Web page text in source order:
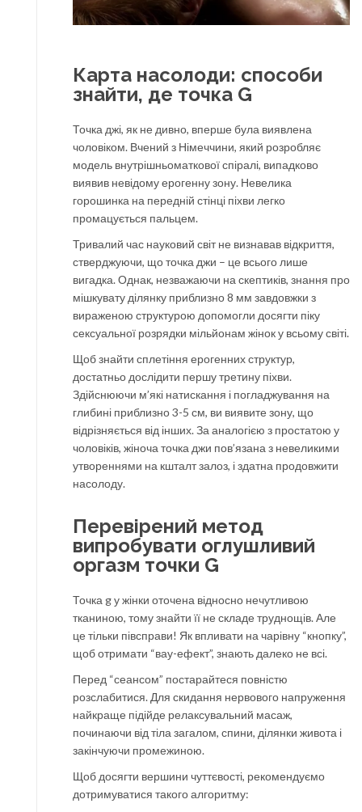
Карта насолоди: способи
знайти, де точка G
Точка джі, як не дивно, вперше була виявлена
чоловіком. Вчений з Німеччини, який розробляє
модель внутрішньоматкової спіралі, випадково
виявив невідому ерогенну зону. Невелика
горошинка на передній стінці піхви легко
промацується пальцем.
Тривалий час науковий світ не визнавав відкриття,
стверджуючи, що точка джи – це всього лише
вигадка. Однак, незважаючи на скептиків, знання про
мішкувату ділянку приблизно 8 мм завдовжки з
вираженою структурою допомогли досягти піку
сексуальної розрядки мільйонам жінок у всьому світі.
Щоб знайти сплетіння ерогенних структур,
достатньо дослідити першу третину піхви.
Здійснюючи м’які натискання і погладжування на
глибині приблизно 3-5 см, ви виявите зону, що
відрізняється від інших. За аналогією з простатою у
чоловіків, жіноча точка джи пов’язана з невеликими
утвореннями на кшталт залоз, і здатна продовжити
насолоду.
Перевірений метод
випробувати оглушливий
оргазм точки G
Точка g у жінки оточена відносно нечутливою
тканиною, тому знайти її не складе труднощів. Але
це тільки півсправи! Як впливати на чарівну “кнопку”,
щоб отримати “вау-ефект”, знають далеко не всі.
Перед “сеансом” постарайтеся повністю
розслабитися. Для скидання нервового напруження
найкраще підійде релаксувальний масаж,
починаючи від тіла загалом, спини, ділянки живота і
закінчуючи промежиною.
Щоб досягти вершини чуттєвості, рекомендуємо
дотримуватися такого алгоритму: